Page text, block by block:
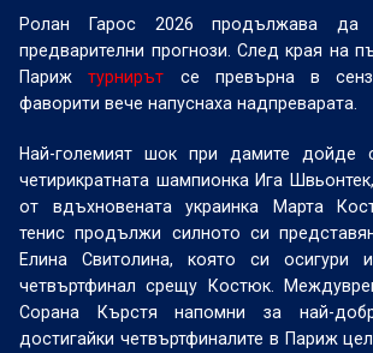
Ролан Гарос 2026 продължава да
предварителни прогнози. След края на
Парижтурнирът се превърна в
фаворити вече напуснаха надпреварата.
Най-големият шок при дамите дойде
четирикратната шампионка Ига
от вдъхновената украинка Марта
тенис продължи силното си
Елина Свитолина, която си осигури
четвъртфинал срещу Костюк.
Сорана Кърстя напомни за най-
достигайки четвъртфиналите в Париж